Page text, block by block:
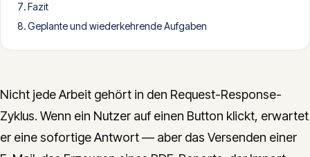
Fazit
Geplante und wiederkehrende Aufgaben
Nicht jede Arbeit gehört in den Request-Response-
Zyklus. Wenn ein Nutzer auf einen Button klickt, erwartet
er eine sofortige Antwort — aber das Versenden einer